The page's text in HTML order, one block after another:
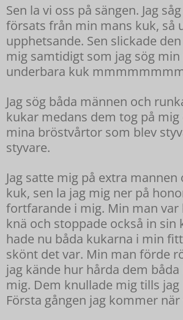
Sen la vi oss på sängen. Jag
försats från min mans kuk, så
upphetsande. Sen slickade
mig samtidigt som jag sög
underbara kuk
Jag sög båda männen och
kukar medans dem tog på mig
mina bröstvårtor som blev
styvare.
Jag satte mig på extra mannen
kuk, sen la jag mig ner på
fortfarande i mig. Min man var
knä och stoppade också in sin
hade nu båda kukarna i min
skönt det var. Min man förde
jag kände hur hårda dem
mig. Dem knullade mig tills
Första gången jag kommer